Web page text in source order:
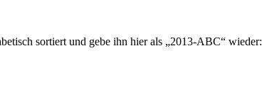
sortiert und gebe ihn hier als „2013-ABC“ wieder: